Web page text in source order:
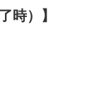
時）】